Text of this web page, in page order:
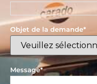
Objet de la demande*
Message*